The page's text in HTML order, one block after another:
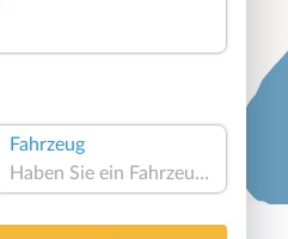
Fahrzeug
Haben Sie ein Fahrzeug?